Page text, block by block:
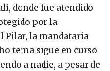
donde fue atendido
por la
Pilar, la mandataria
tema sigue en curso
a nadie, a pesar de